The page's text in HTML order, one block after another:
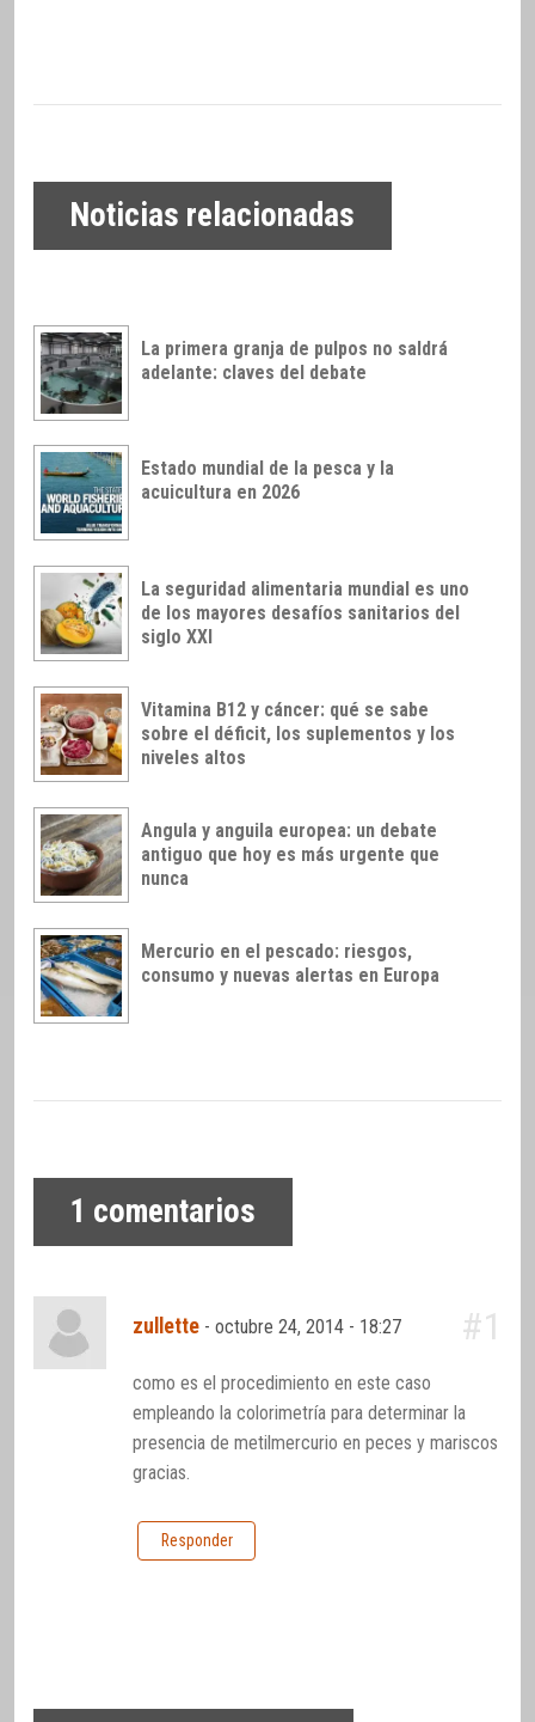
Noticias relacionadas
La primera granja de pulpos no saldrá
adelante: claves del debate
Estado mundial de la pesca y la
acuicultura en 2026
La seguridad alimentaria mundial es uno
de los mayores desafíos sanitarios del
siglo XXI
Vitamina B12 y cáncer: qué se sabe
sobre el déficit, los suplementos y los
niveles altos
Angula y anguila europea: un debate
antiguo que hoy es más urgente que
nunca
Mercurio en el pescado: riesgos,
consumo y nuevas alertas en Europa
1 comentarios
zullette -octubre 24, 2014 - 18:27 #1
como es el procedimiento en este caso
empleando la colorimetría para determinar la
presencia de metilmercurio en peces y mariscos
gracias.
Responder